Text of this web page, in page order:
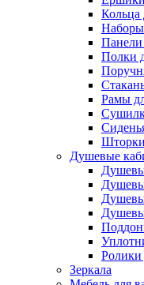
Кольца
Наборы
Панели
Полки
Рамы
Душевые
Ролики
Зеркала